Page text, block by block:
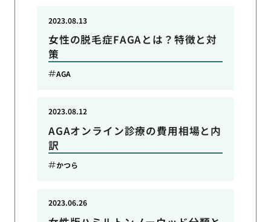
女性の脱毛症FAGAとは？特徴と対
策
2023.08.13
AGA
AGAオンライン診療の費用相場と内
訳
2023.08.12
かつら
2023.06.26